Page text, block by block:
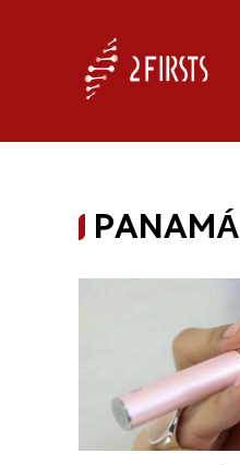
PANAMÁ